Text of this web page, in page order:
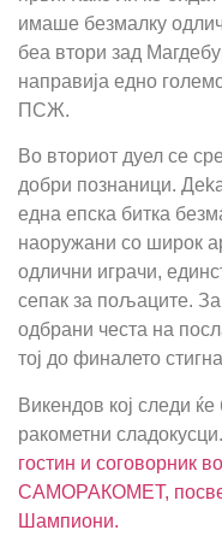
имаше безмалку
беа втори зад
направија едно
ПСЖ.
Во вториот дуел се
добри познаници.
една епска битка
наоружани со широк
одлични играчи,
сепак за пољаците.
одбрани честа на
тој до финалето
Викендов кој следи
ракометни сладокусци.
гостин и соговорник
САМОРАКОМЕТ,
Шампиони.